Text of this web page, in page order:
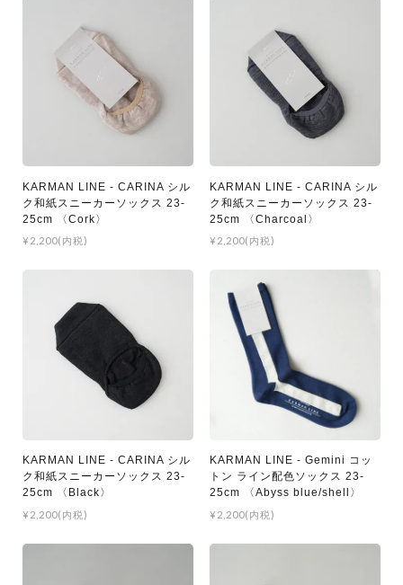
KARMAN LINE - CARINA シル
ク和紙スニーカーソックス 23-
25cm 〈Cork〉
¥2,200(内税)
KARMAN LINE - CARINA シル
ク和紙スニーカーソックス 23-
25cm 〈Charcoal〉
¥2,200(内税)
KARMAN LINE - CARINA シル
ク和紙スニーカーソックス 23-
25cm 〈Black〉
¥2,200(内税)
KARMAN LINE - Gemini コッ
トン ライン配色ソックス 23-
25cm 〈Abyss blue/shell〉
¥2,200(内税)